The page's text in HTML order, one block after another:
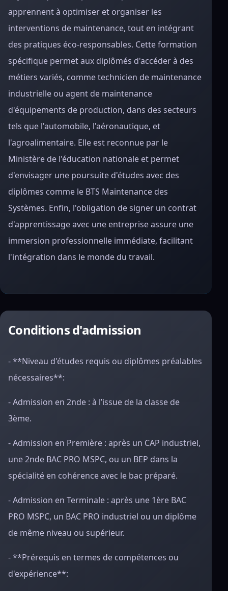
apprennent à optimiser et organiser les
interventions de maintenance, tout en intégrant
des pratiques éco-responsables. Cette formation
spécifique permet aux diplômés d'accéder à des
métiers variés, comme technicien de maintenance
industrielle ou agent de maintenance
d'équipements de production, dans des secteurs
tels que l'automobile, l'aéronautique, et
l'agroalimentaire. Elle est reconnue par le
Ministère de l'éducation nationale et permet
d'envisager une poursuite d'études avec des
diplômes comme le BTS Maintenance des
Systèmes. Enfin, l'obligation de signer un contrat
d'apprentissage avec une entreprise assure une
immersion professionnelle immédiate, facilitant
l'intégration dans le monde du travail.
Conditions d'admission
- **Niveau d'études requis ou diplômes préalables
nécessaires**:
- Admission en 2nde : à l’issue de la classe de
3ème.
- Admission en Première : après un CAP industriel,
une 2nde BAC PRO MSPC, ou un BEP dans la
spécialité en cohérence avec le bac préparé.
- Admission en Terminale : après une 1ère BAC
PRO MSPC, un BAC PRO industriel ou un diplôme
de même niveau ou supérieur.
- **Prérequis en termes de compétences ou
d'expérience**: